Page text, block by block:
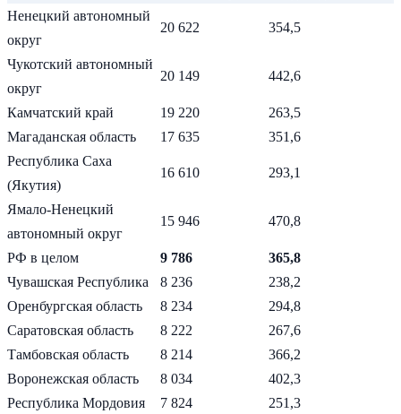
Ненецкий автономный
округ
20 622 354,5
Чукотский автономный
округ
20 149 442,6
Камчатский край 19 220
263,5
Магаданская область
17 635
351,6
Республика Саха
(Якутия)
16 610 293,1
Ямало-Ненецкий
автономный округ
15 946 470,8
РФ в целом 9 786
365,8
Чувашская Республика
8 236
238,2
Оренбургская область
8 234
294,8
Саратовская область
8 222
267,6
Тамбовская область
8 214
366,2
Воронежская область
8 034
402,3
Республика Мордовия
7 824 251,3